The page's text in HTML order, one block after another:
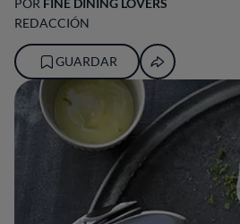
POR FINE DINING LOVERS
REDACCIÓN
GUARDAR